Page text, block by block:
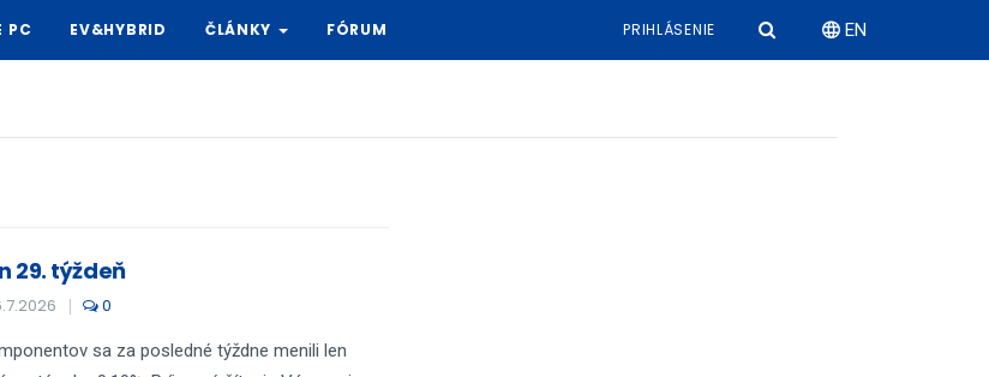
PC EV&HYBRID ČLÁNKY FÓRUM PRIHLÁSENIE EN
29. týždeň
0
sa za posledné týždne menili len